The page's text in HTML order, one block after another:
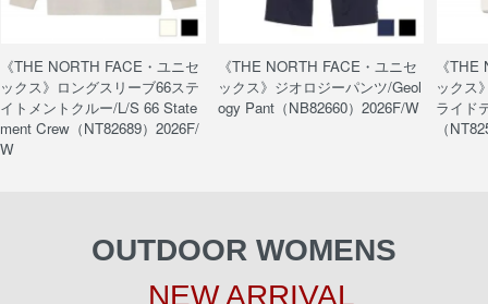
《THE NORTH FACE・ユニセ
ックス》ロングスリーブ66ステ
イトメントクルー/L/S 66 State
ment Crew（NT82689）2026F/
W
《THE NORTH FACE・ユニセ
ックス》ジオロジーパンツ/Geol
ogy Pant（NB82660）2026F/W
《
ックス
ライド
（
OUTDOOR WOMENS
NEW ARRIVAL